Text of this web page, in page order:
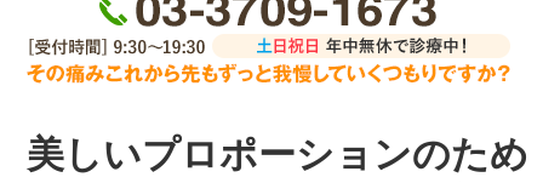
美しいプロポーションのため